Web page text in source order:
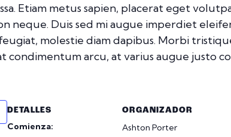
Etiam metus sapien, placerat eget
neque. Duis sed mi augue imperdiet
molestie diam dapibus. Morbi
condimentum arcu, at varius augue justo
DETALLES
Comienza:
ORGANIZADOR
Ashton Porter